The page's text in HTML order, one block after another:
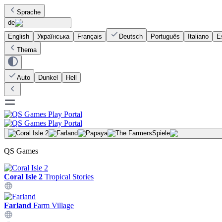
Sprache
de
English
Українська Français Deutsch Português Italiano
Thema
Auto Dunkel Hell
Spiele
QS Games
Coral Isle 2 Tropical Stories
Farland Farm Village